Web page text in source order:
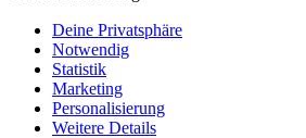
Deine Privatsphäre
Notwendig
Statistik
Marketing
Personalisierung
Weitere Details